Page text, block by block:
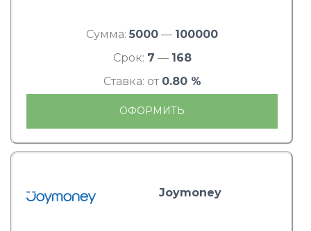
Сумма: 5000 — 100000
Срок: 7 — 168
Ставка: от 0.80 %
ОФОРМИТЬ
Joymoney